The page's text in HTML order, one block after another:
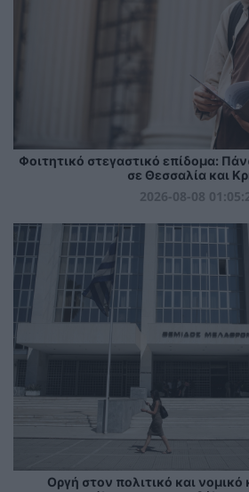
Φοιτητικό στεγαστικό επίδομα:
σε Θεσσαλία και
2026-08-08
Οργή στον πολιτικό και νομικό